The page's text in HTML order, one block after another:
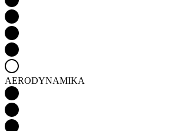
AERODYNAMIKA